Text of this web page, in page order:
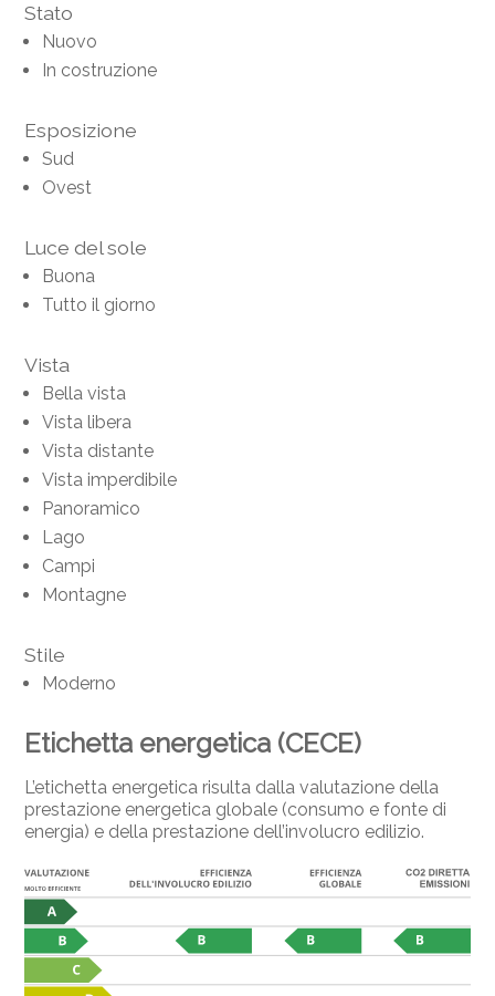
Stato
Nuovo
In costruzione
Esposizione
Sud
Ovest
Luce del sole
Buona
Tutto il giorno
Vista
Bella vista
Vista libera
Vista distante
Vista imperdibile
Panoramico
Lago
Campi
Montagne
Stile
Moderno
Etichetta energetica (CECE)
L’etichetta energetica risulta dalla valutazione della
prestazione energetica globale (consumo e fonte di
energia) e della prestazione dell’involucro edilizio.